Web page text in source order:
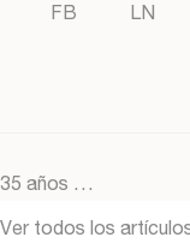
FB LN
Celebramos 35 años en el mundo del diseño
Ver todos los